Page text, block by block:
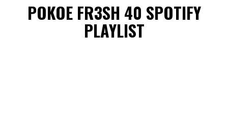
POKOE FR3SH 40 SPOTIFY
PLAYLIST